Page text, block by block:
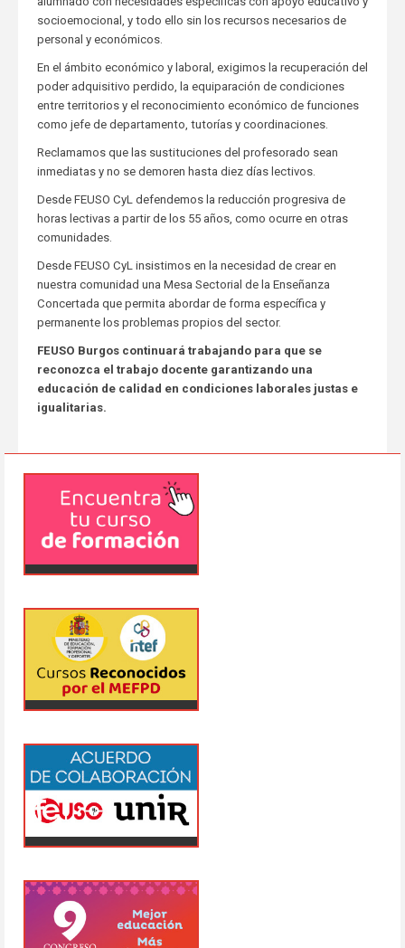
socioemocional, y todo ello sin los recursos necesarios de
personal y económicos.
En el ámbito económico y laboral, exigimos la recuperación del
poder adquisitivo perdido, la equiparación de condiciones
entre territorios y el reconocimiento económico de funciones
como jefe de departamento, tutorías y coordinaciones.
Reclamamos que las sustituciones del profesorado sean
inmediatas y no se demoren hasta diez días lectivos.
Desde FEUSO CyL defendemos la reducción progresiva de
horas lectivas a partir de los 55 años, como ocurre en otras
comunidades.
Desde FEUSO CyL insistimos en la necesidad de crear en
nuestra comunidad una Mesa Sectorial de la Enseñanza
Concertada que permita abordar de forma específica y
permanente los problemas propios del sector.
FEUSO Burgos continuará trabajando para que se
reconozca el trabajo docente garantizando una
educación de calidad en condiciones laborales justas e
igualitarias.